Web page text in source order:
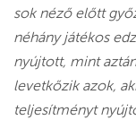
sok néző előtt
néhány játékos
nyújtott, mint
levetkőzik azok,
teljesítményt